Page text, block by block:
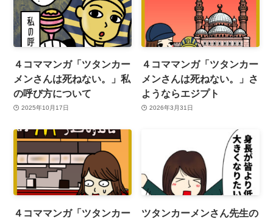
４コママンガ「ツタンカー
メンさんは死ねない。」私
の呼び方について
2025年10月17日
４コママンガ「ツタンカー
メンさんは死ねない。」さ
ようならエジプト
2026年3月31日
４コママンガ「ツタンカー
ツタンカーメンさん先生の